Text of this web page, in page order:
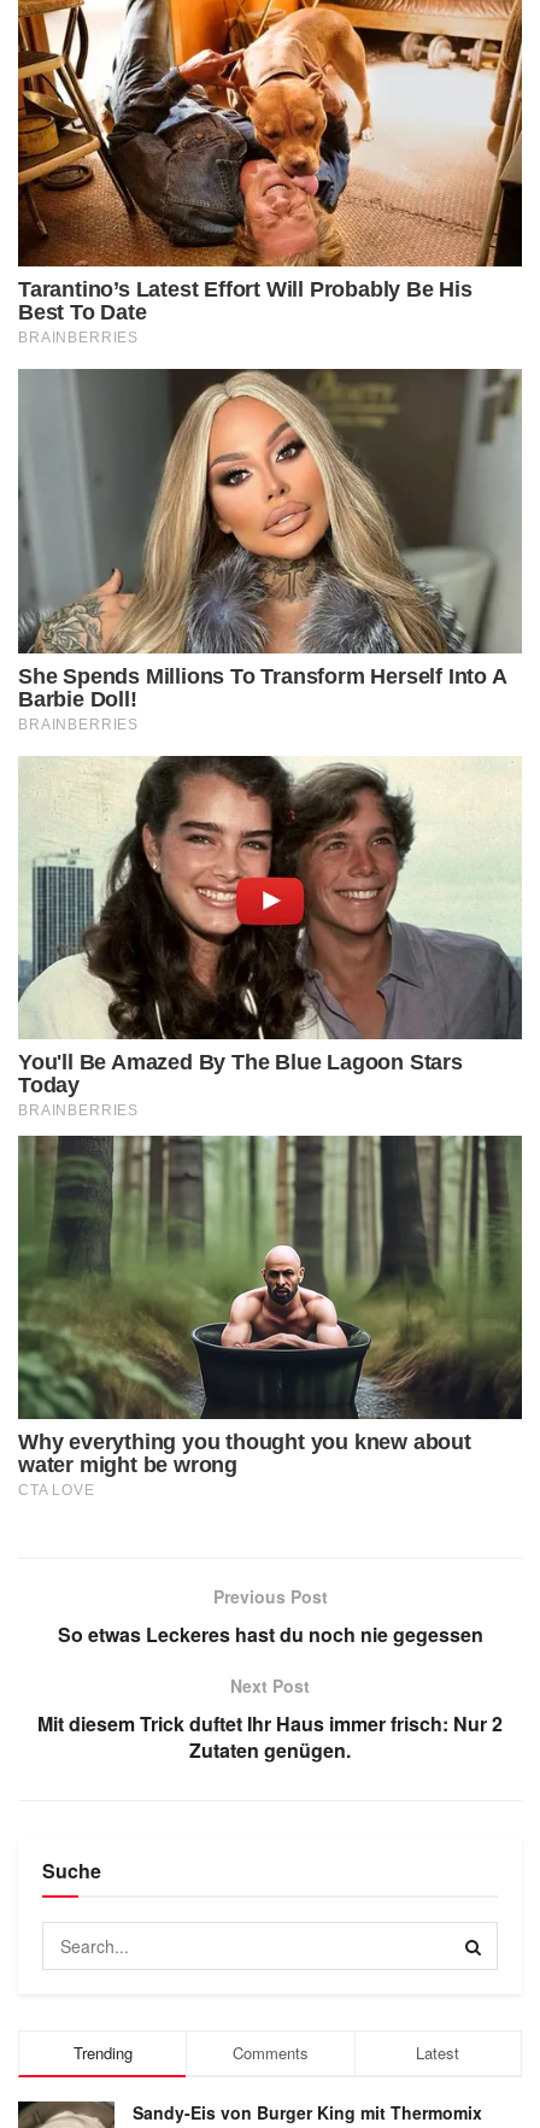
Previous Post
So etwas Leckeres hast du noch nie gegessen
Next Post
Mit diesem Trick duftet Ihr Haus immer frisch: Nur 2
Zutaten genügen.
Suche
Trending Comments Latest
Sandy-Eis von Burger King mit Thermomix